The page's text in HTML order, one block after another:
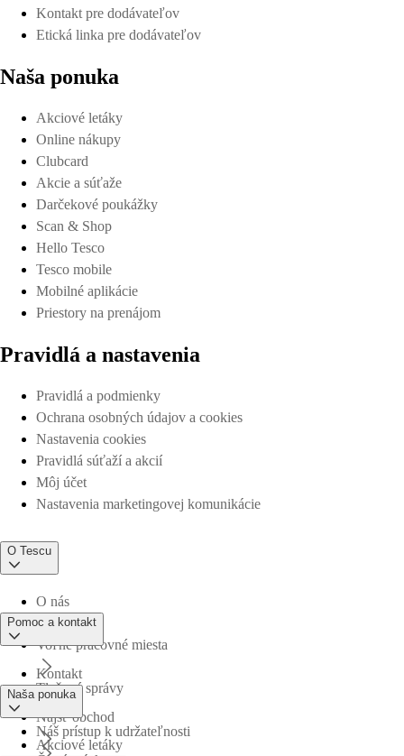
Kontakt pre dodávateľov
Etická linka pre dodávateľov
Naša ponuka
Akciové letáky
Online nákupy
Clubcard
Akcie a súťaže
Darčekové poukážky
Scan & Shop
Hello Tesco
Tesco mobile
Mobilné aplikácie
Priestory na prenájom
Pravidlá a nastavenia
Pravidlá a podmienky
Ochrana osobných údajov a cookies
Nastavenia cookies
Pravidlá súťaží a akcií
Môj účet
Nastavenia marketingovej komunikácie
O Tescu
O nás
Voľné pracovné miesta
Tlačové správy
Náš prístup k udržateľnosti
Pomoc a kontakt
Kontakt
Nájsť obchod
Naša ponuka
Akciové letáky